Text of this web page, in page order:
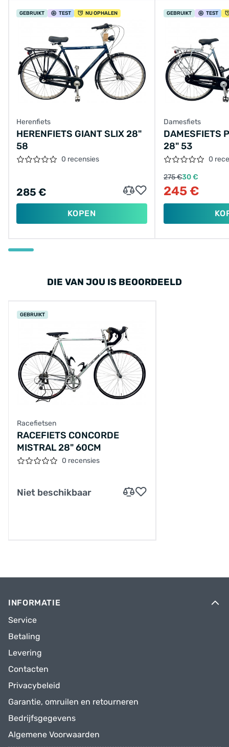
GEBRUIKT TEST NU OPHALEN
Herenfiets
HERENFIETS GIANT SLIX 28"
58
0 recensies
285 €
KOPEN
GEBRUIKT TEST
Damesfiets
DAMESFIETS
28" 53
0
275 €30 €
245 €
DIE VAN JOU IS BEOORDEELD
GEBRUIKT
Racefietsen
RACEFIETS CONCORDE
MISTRAL 28" 60CM
0 recensies
Niet beschikbaar
INFORMATIE
Service
Betaling
Levering
Contacten
Privacybeleid
Garantie, omruilen en retourneren
Bedrijfsgegevens
Algemene Voorwaarden